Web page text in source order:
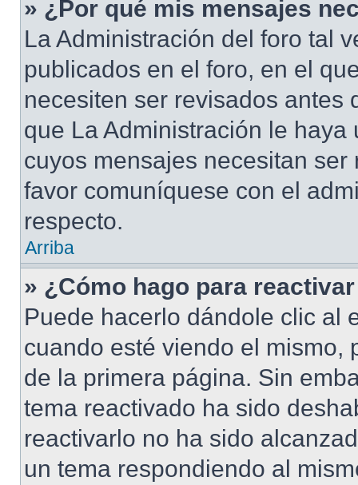
» ¿Por qué mis mensajes
La Administración del foro tal
publicados en el foro, en el
necesiten ser revisados antes
que La Administración le
cuyos mensajes necesitan
favor comuníquese con el
respecto.
Arriba
» ¿Cómo hago para
Puede hacerlo dándole clic al
cuando esté viendo el mismo,
de la primera página. Sin
tema reactivado ha sido
reactivarlo no ha sido
un tema respondiendo al